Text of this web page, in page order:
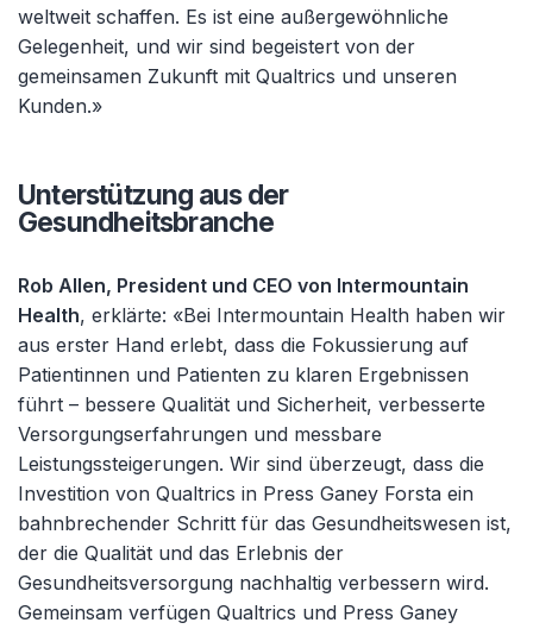
weltweit schaffen. Es ist eine außergewöhnliche
Gelegenheit, und wir sind begeistert von der
gemeinsamen Zukunft mit Qualtrics und unseren
Kunden.»
Unterstützung aus der
Gesundheitsbranche
Rob Allen, President und CEO von Intermountain
Health, erklärte: «Bei Intermountain Health haben wir
aus erster Hand erlebt, dass die Fokussierung auf
Patientinnen und Patienten zu klaren Ergebnissen
führt – bessere Qualität und Sicherheit, verbesserte
Versorgungserfahrungen und messbare
Leistungssteigerungen. Wir sind überzeugt, dass die
Investition von Qualtrics in Press Ganey Forsta ein
bahnbrechender Schritt für das Gesundheitswesen ist,
der die Qualität und das Erlebnis der
Gesundheitsversorgung nachhaltig verbessern wird.
Gemeinsam verfügen Qualtrics und Press Ganey